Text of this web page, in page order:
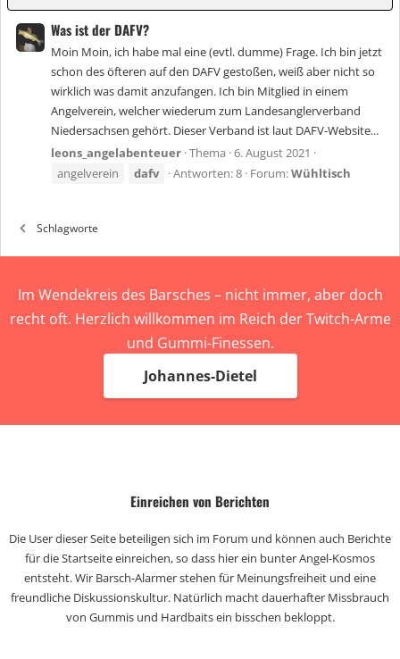
Was ist der DAFV?
Moin Moin, ich habe mal eine (evtl. dumme) Frage. Ich bin jetzt
schon des öfteren auf den DAFV gestoßen, weiß aber nicht so
wirklich was damit anzufangen. Ich bin Mitglied in einem
Angelverein, welcher wiederum zum Landesanglerverband
Niedersachsen gehört. Dieser Verband ist laut DAFV-Website...
leons_angelabenteuer Thema 6. August 2021
angelverein
dafv Antworten: 8 Forum:Wühltisch
Schlagworte
Im Wendekreis des Barsches – nicht immer, aber doch
recht oft. Herzlich willkommen im Reich der Twitch-Arme
und Gummi-Finessen.
Johannes-Dietel
Einreichen von Berichten
Die User dieser Seite beteiligen sich im Forum und können auch Berichte
für die Startseite einreichen, so dass hier ein bunter Angel-Kosmos
entsteht. Wir Barsch-Alarmer stehen für Meinungsfreiheit und eine
freundliche Diskussionskultur. Natürlich macht dauerhafter Missbrauch
von Gummis und Hardbaits ein bisschen bekloppt.